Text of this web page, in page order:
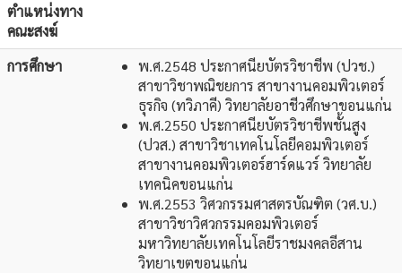
ตำแหน่งทาง
คณะสงฆ์
การศึกษา
พ.ศ.2548 ประกาศนียบัตรวิชาชีพ (ปวช.)
สาขาวิชาพณิชยการ สาขางานคอมพิวเตอร์
ธุรกิจ (ทวิภาคี) วิทยาลัยอาชีวศึกษาขอนแก่น
พ.ศ.2550 ประกาศนียบัตรวิชาชีพชั้นสูง
(ปวส.) สาขาวิชาเทคโนโลยีคอมพิวเตอร์
สาขางานคอมพิวเตอร์ฮาร์ดแวร์ วิทยาลัย
เทคนิคขอนแก่น
พ.ศ.2553 วิศวกรรมศาสตรบัณฑิต (วศ.บ.)
สาขาวิชาวิศวกรรมคอมพิวเตอร์
มหาวิทยาลัยเทคโนโลยีราชมงคลอีสาน
วิทยาเขตขอนแก่น